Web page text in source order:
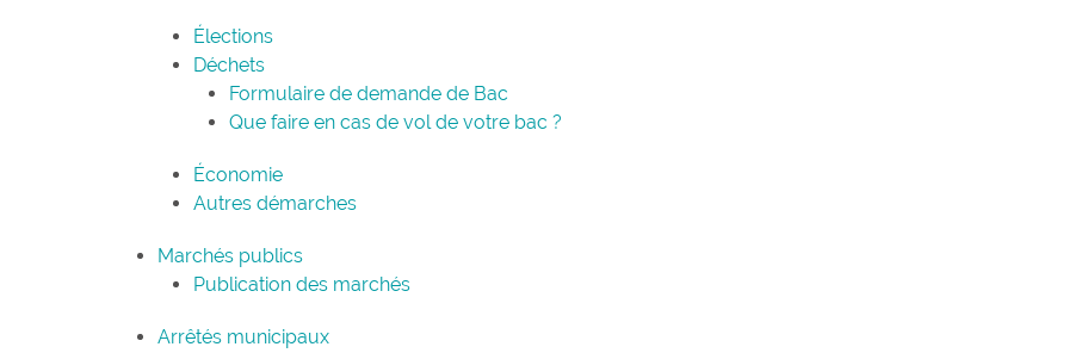
Élections
Déchets
Formulaire de demande de Bac
Que faire en cas de vol de votre bac ?
Économie
Autres démarches
Marchés publics
Publication des marchés
Arrêtés municipaux